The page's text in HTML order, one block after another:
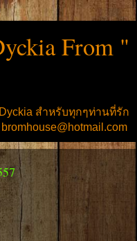
From "
สำหรับทุกๆท่านที่รัก